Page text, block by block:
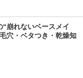
崩れないベースメイ
穴・ベタつき・乾燥知